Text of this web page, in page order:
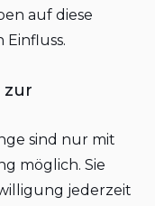
auf diese
zur
sind nur mit
möglich. Sie
jederzeit